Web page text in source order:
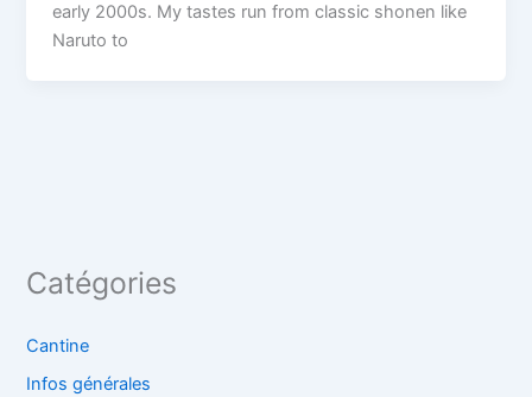
early 2000s. My tastes run from classic shonen like
Naruto to
Catégories
Cantine
Infos générales